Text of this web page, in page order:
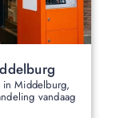
in Middelburg,
vandaag